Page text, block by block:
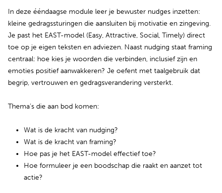
In deze ééndaagse module leer je bewuster nudges inzetten:
kleine gedragssturingen die aansluiten bij motivatie en zingeving.
Je past het EAST-model (Easy, Attractive, Social, Timely) direct
toe op je eigen teksten en adviezen. Naast nudging staat framing
centraal: hoe kies je woorden die verbinden, inclusief zijn en
emoties positief aanwakkeren? Je oefent met taalgebruik dat
begrip, vertrouwen en gedragsverandering versterkt.
Thema’s die aan bod komen:
Wat is de kracht van nudging?
Wat is de kracht van framing?
Hoe pas je het EAST-model effectief toe?
Hoe formuleer je een boodschap die raakt en aanzet tot
actie?